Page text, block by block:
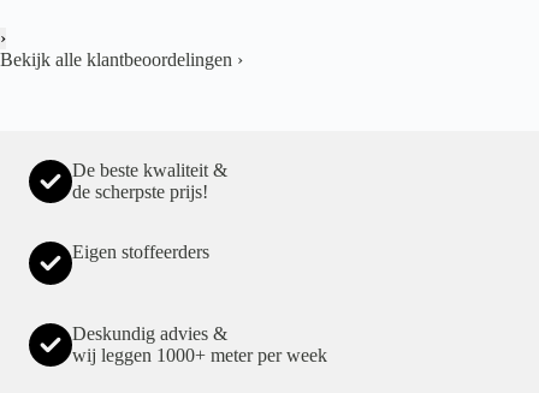
›
Bekijk alle klantbeoordelingen ›
De beste kwaliteit &
de scherpste prijs!
Eigen stoffeerders
Deskundig advies &
wij leggen 1000+ meter per week